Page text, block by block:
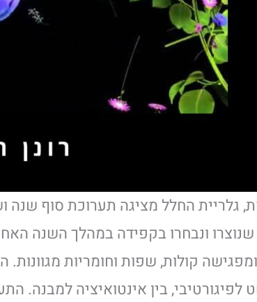
גלריית החלל מציגה תערוכת סוף
שנוצרו ונבחרו בקפידה במהלך השנה
קולות, שפות וחומריות
לפיגורטיבי, בין אינטואיציה